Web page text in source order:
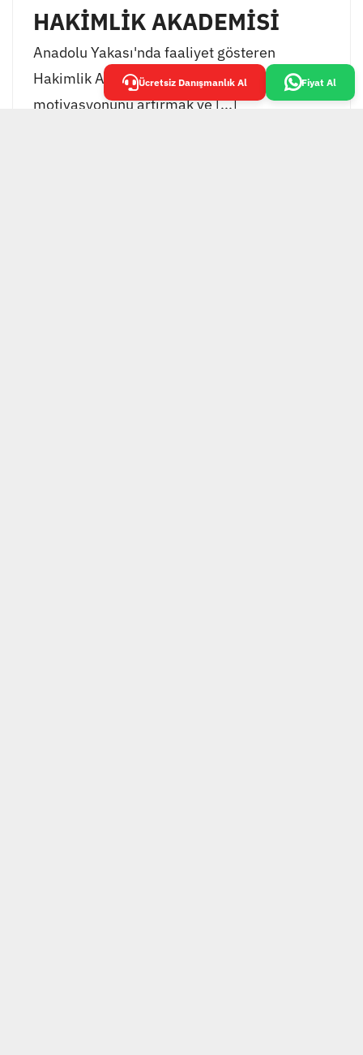
HAKİMLİK AKADEMİSİ
Anadolu Yakası'nda faaliyet gösteren
Hakimlik Akademisi, öğrencilerinin
motivasyonunu artırmak ve [...]
Ücretsiz Danışmanlık Al Fiyat Al